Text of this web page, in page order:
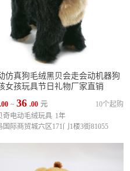
仿真狗毛绒黑贝会走会动机器狗
女孩玩具节日礼物厂家直销
.00 ~ 36 .00 元
10个起购
奇电动毛绒玩具 1年
国际商贸城六区171门1楼3街81055